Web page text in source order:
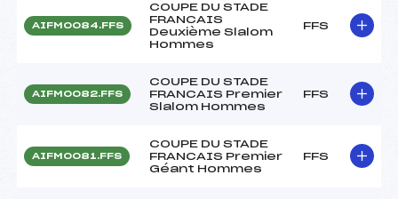
AIFM0084.FFS
COUPE DU STADE
FRANCAIS
Deuxième Slalom
Hommes
FFS
AIFM0082.FFS
COUPE DU STADE
FRANCAIS Premier
Slalom Hommes
FFS
AIFM0081.FFS
COUPE DU STADE
FRANCAIS Premier
Géant Hommes
FFS